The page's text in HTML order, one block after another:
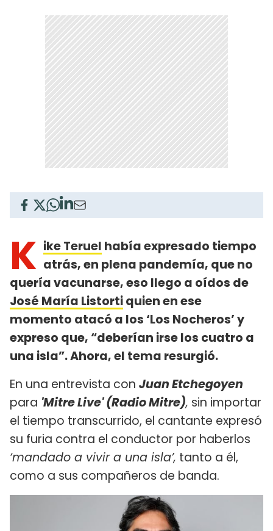
K ike Teruel había expresado tiempo
atrás, en plena pandemía, que no
quería vacunarse, eso llego a oídos de
José María Listortiquien en ese
momento atacó a los ‘Los Nocheros’ y
expreso que, “deberían irse los cuatro a
una isla”. Ahora, el tema resurgió.
En una entrevista con Juan Etchegoyen
para 'Mitre Live' (Radio Mitre), sin importar
el tiempo transcurrido, el cantante expresó
su furia contra el conductor por haberlos
‘mandado a vivir a una isla’, tanto a él,
como a sus compañeros de banda.